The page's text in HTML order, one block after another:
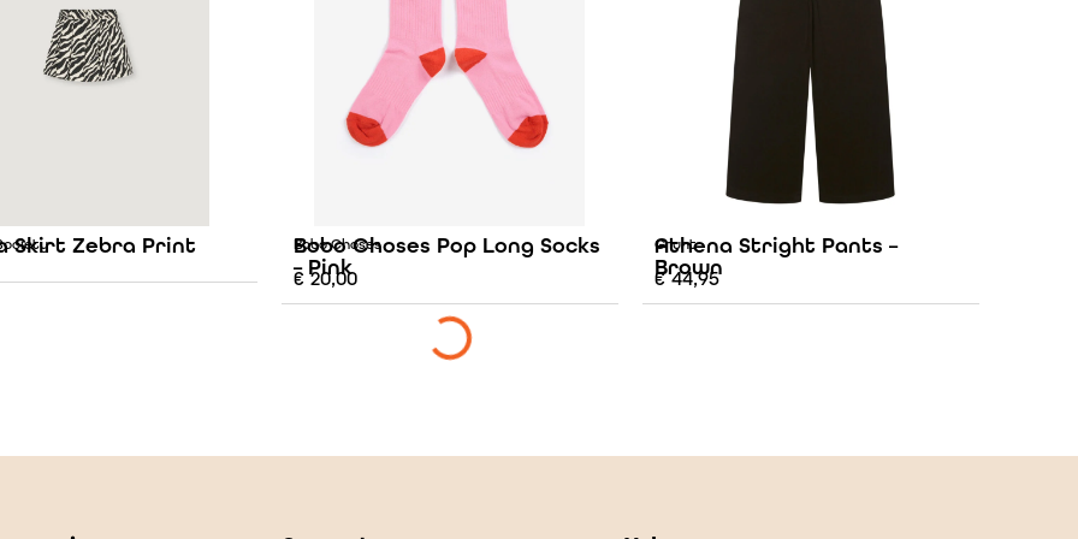
Skirt Zebra Print Bobo Choses
Bobo Choses Pop Long Socks
– Pink
€ 20,00
Grunt
Athena Stright Pants –
Brown
€44,95